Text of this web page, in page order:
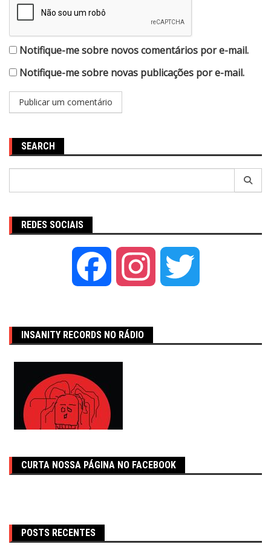
Notifique-me sobre novos comentários por e-mail.
Notifique-me sobre novas publicações por e-mail.
SEARCH
REDES SOCIAIS
Facebook Instagram
INSANITY RECORDS NO RÁDIO
CURTA NOSSA PÁGINA NO FACEBOOK
POSTS RECENTES